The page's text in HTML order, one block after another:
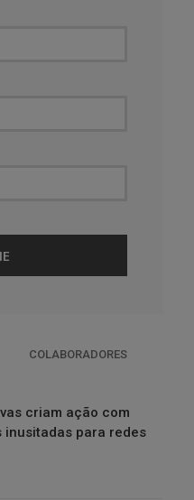
COLABORADORES
criam ação com
inusitadas para redes